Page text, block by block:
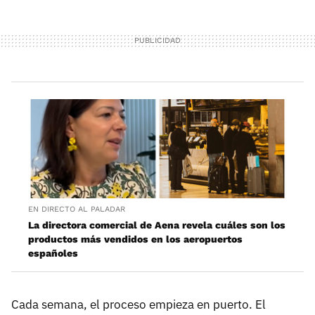
EN DIRECTO AL PALADAR
La directora comercial de Aena revela cuáles son los
productos más vendidos en los aeropuertos
españoles
Cada semana, el proceso empieza en puerto. El